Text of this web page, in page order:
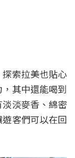
索拉美也貼心
其中還能喝到
淡麥香、綿密
客們可以在回